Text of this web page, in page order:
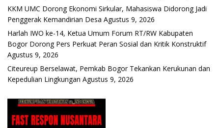
KKM UMC Dorong Ekonomi Sirkular, Mahasiswa Didorong Jadi
Penggerak Kemandirian Desa Agustus 9, 2026
Harlah IWO ke-14, Ketua Umum Forum RT/RW Kabupaten
Bogor Dorong Pers Perkuat Peran Sosial dan Kritik Konstruktif
Agustus 9, 2026
Citeureup Berselawat, Pemkab Bogor Tekankan Kerukunan dan
Kepedulian Lingkungan Agustus 9, 2026